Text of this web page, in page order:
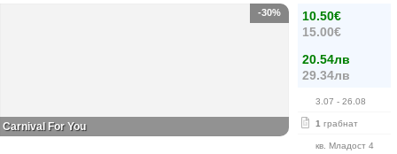
10.50€
15.00€
20.54лв
29.34лв
3.07 - 26.08
1 грабнат
кв. Младост 4
-30%
Carnival For You